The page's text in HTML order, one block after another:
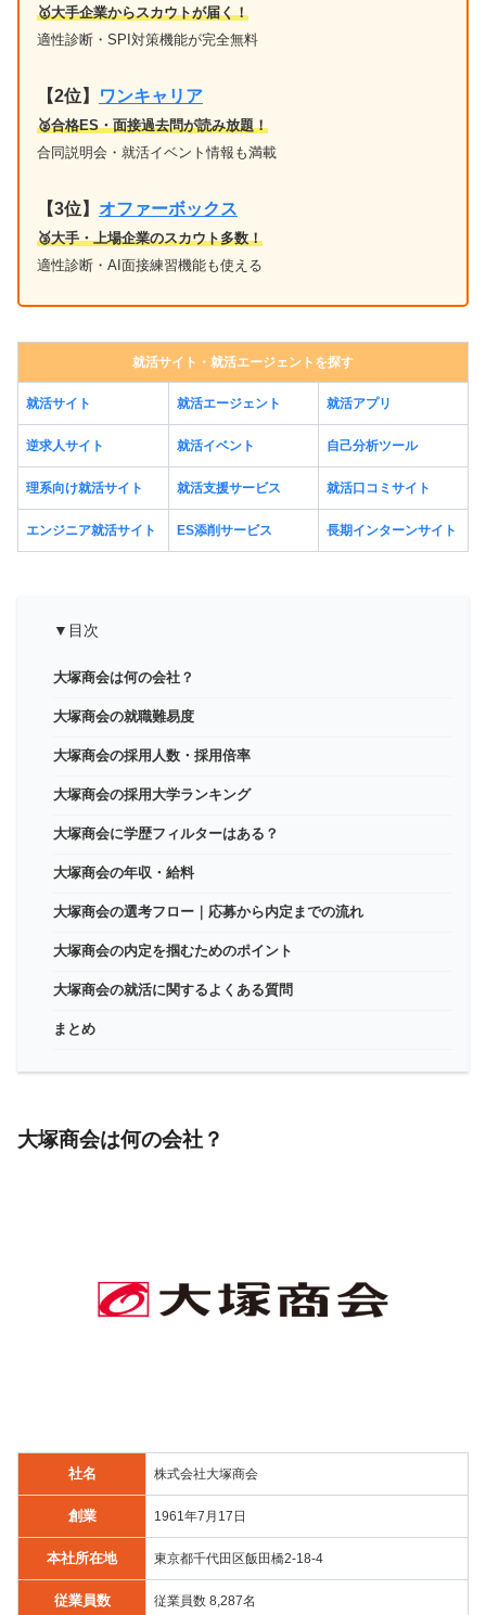
🥇大手企業からスカウトが届く！
適性診断・SPI対策機能が完全無料
【2位】 ワンキャリア
🥈合格ES・面接過去問が読み放題！
合同説明会・就活イベント情報も満載
【3位】 オファーボックス
🥉大手・上場企業のスカウト多数！
適性診断・AI面接練習機能も使える
就活サイト・就活エージェントを探す
就活サイト 就活エージェント 就活アプリ
逆求人サイト 就活イベント 自己分析ツール
理系向け就活サイト 就活支援サービス 就活口コミサイト
エンジニア就活サイト ES添削サービス 長期インターンサイト
▼目次
大塚商会は何の会社？
大塚商会の就職難易度
大塚商会の採用人数・採用倍率
大塚商会の採用大学ランキング
大塚商会に学歴フィルターはある？
大塚商会の年収・給料
大塚商会の選考フロー｜応募から内定までの流れ
大塚商会の内定を掴むためのポイント
大塚商会の就活に関するよくある質問
まとめ
大塚商会は何の会社？
社名 株式会社大塚商会
創業 1961年7月17日
本社所在地 東京都千代田区飯田橋2-18-4
従業員数 従業員数 8,287名